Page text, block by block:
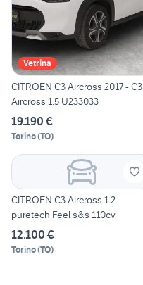
Vetrina
CITROEN C3 Aircross 2017 - C3
Aircross 1.5 U233033
19.190 €
Torino(TO)
CITROEN C3 Aircross 1.2
puretech Feel s&s 110cv
12.100 €
Torino(TO)